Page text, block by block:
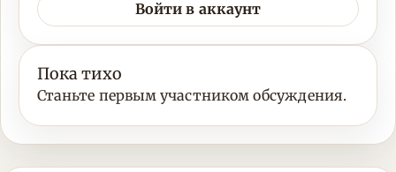
Войти в аккаунт
Пока тихо
Станьте первым участником обсуждения.